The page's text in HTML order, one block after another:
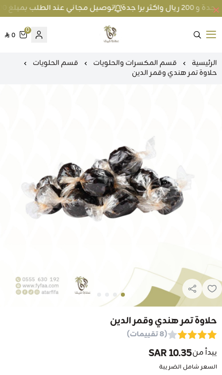
توصيل مجاني عند الطلب بمبلغ 100 ريال واكثر داخل جدة و 200 ريال واكثر برا جدة
متجر عطارة فيفا
0
0
الرئيسية قسم المكسرات والحلويات
قسم الحلويات
حلاوة تمر هندي وقمر الدين
حلاوة تمر هندي وقمر الدين
(8 تقييمات)
يبدأ من10.35 SAR
السعر شامل الضريبة